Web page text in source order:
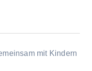
mit Kindern